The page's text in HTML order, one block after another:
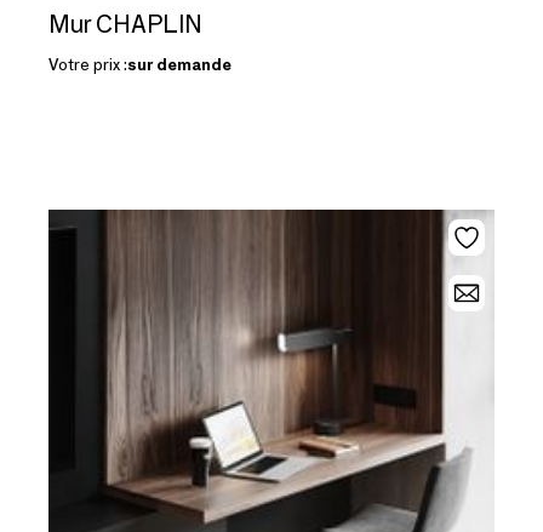
Mur CHAPLIN
Votre prix :sur demande